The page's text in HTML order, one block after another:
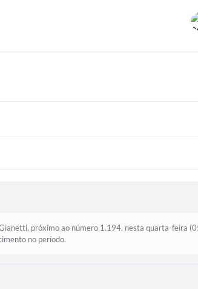
próximo ao número 1.194, nesta quarta-feira
no período.